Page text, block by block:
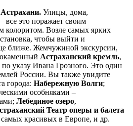
Улицы, дома,
все это поражает своим
колоритом. Возле самых ярких
чтобы выйти и
ближе. Жемчужиной экскурсии,
Астраханский кремль,
указу Ивана Грозного. Это один
России. Вы также увидите
города: Набережную Волги;
особняками –
Лебединое озеро,
Театр оперы и балета
красивых в Европе, и др.